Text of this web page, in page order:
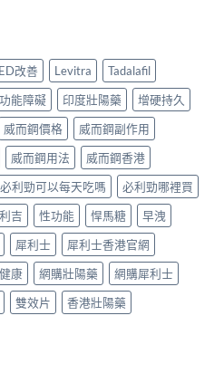
ED改善 Levitra
Tadalafil
能障礙 印度壯陽藥
增硬持久
威而鋼價格
威而鋼副作用
威而鋼用法
威而鋼香港
必利勁可以每天吃嗎
必利勁哪裡買
吉 性功能 悍馬糖
早洩
犀利士
犀利士香港官網
康 網購壯陽藥
網購犀利士
雙效片 香港壯陽藥